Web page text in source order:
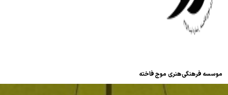
موسسه فرهنگی‌هنری موج فاخته